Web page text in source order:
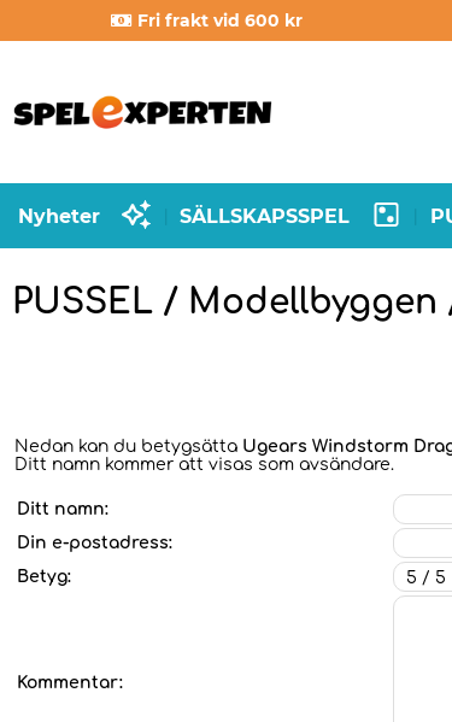
Fri frakt vid 600 kr
Nyheter SÄLLSKAPSSPEL
PUSSEL /
Nedan kan du betygsätta Ugears Windstorm
Ditt namn kommer att visas som avsändare.
Ditt namn:
Din e-postadress:
Betyg:
Kommentar: